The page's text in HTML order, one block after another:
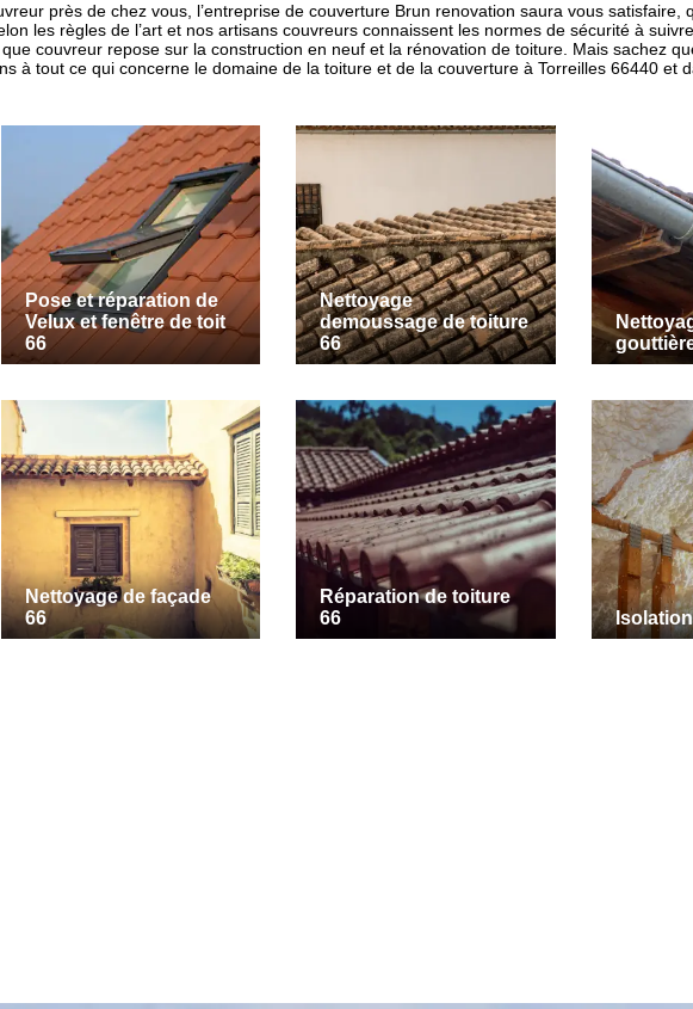
près de chez vous, l’entreprise de couverture Brun renovation saura vous satisfaire,
les règles de l’art et nos artisans couvreurs connaissent les normes de sécurité à
couvreur repose sur la construction en neuf et la rénovation de toiture. Mais sachez
à tout ce qui concerne le domaine de la toiture et de la couverture à Torreilles 66440 et
Pose et réparation de
Velux et fenêtre de toit
66
Nettoyage
demoussage de toiture
66
Nettoyage de façade
66
Réparation de toiture
66